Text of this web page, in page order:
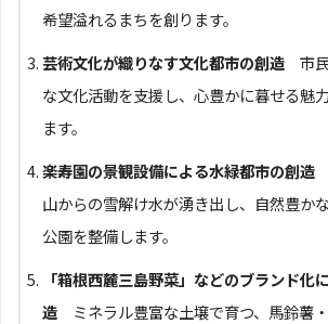
希望溢れるまちを創ります。
芸術文化が織りなす文化都市の創造 市
な文化活動を支援し、心豊かに暮せる魅
ます。
楽寿園の景観設備による水緑都市の創造
山からの雪解け水が湧き出し、自然豊か
公園を整備します。
「箱根西麓三島野菜」などのブランド化
造 ミネラル豊富な土壌で育つ、馬鈴薯・